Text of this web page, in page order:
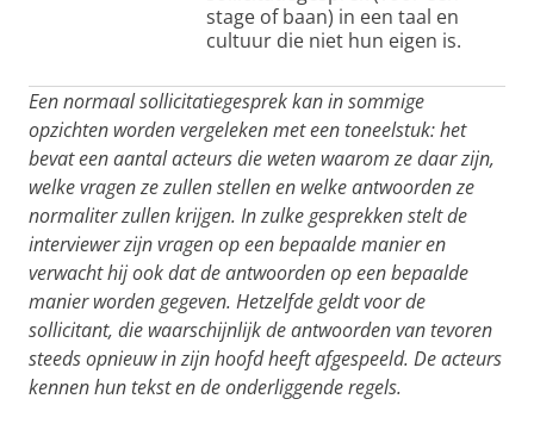
stage of baan) in een taal en
cultuur die niet hun eigen is.
Een normaal sollicitatiegesprek kan in sommige
opzichten worden vergeleken met een toneelstuk: het
bevat een aantal acteurs die weten waarom ze daar zijn,
welke vragen ze zullen stellen en welke antwoorden ze
normaliter zullen krijgen. In zulke gesprekken stelt de
interviewer zijn vragen op een bepaalde manier en
verwacht hij ook dat de antwoorden op een bepaalde
manier worden gegeven. Hetzelfde geldt voor de
sollicitant, die waarschijnlijk de antwoorden van tevoren
steeds opnieuw in zijn hoofd heeft afgespeeld. De acteurs
kennen hun tekst en de onderliggende regels.